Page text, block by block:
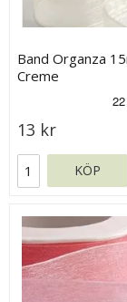
Band Organza
Creme
13 kr
KÖP